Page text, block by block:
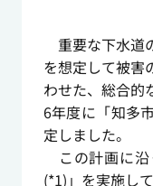
重要な下水道
を想定して被害
わせた、総合的
6年度に「知多
定しました。
この計画に沿
(*1)」を実施して